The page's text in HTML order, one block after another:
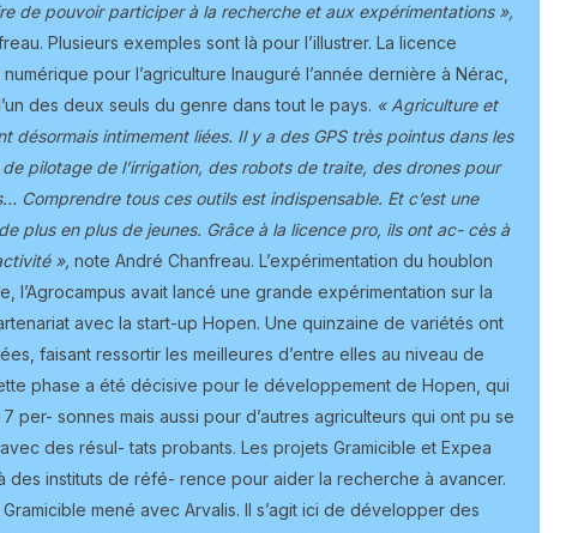
de pouvoir participer à la recherche et aux expérimentations »,
Plusieurs exemples sont là pour l’illustrer. La licence
pour l’agriculture Inauguré l’année dernière à Nérac,
des deux seuls du genre dans tout le pays. « Agriculture et
désormais intimement liées. Il y a des GPS très pointus dans les
pilotage de l’irrigation, des robots de traite, des drones pour
Comprendre tous ces outils est indispensable. Et c’est une
plus en plus de jeunes. Grâce à la licence pro, ils ont ac- cès à
», note André Chanfreau. L’expérimentation du houblon
l’Agrocampus avait lancé une grande expérimentation sur la
avec la start-up Hopen. Une quinzaine de variétés ont
faisant ressortir les meilleures d’entre elles au niveau de
phase a été décisive pour le développement de Hopen, qui
per- sonnes mais aussi pour d’autres agriculteurs qui ont pu se
des résul- tats probants. Les projets Gramicible et Expea
à des instituts de réfé- rence pour aider la recherche à avancer.
mené avec Arvalis. Il s’agit ici de développer des